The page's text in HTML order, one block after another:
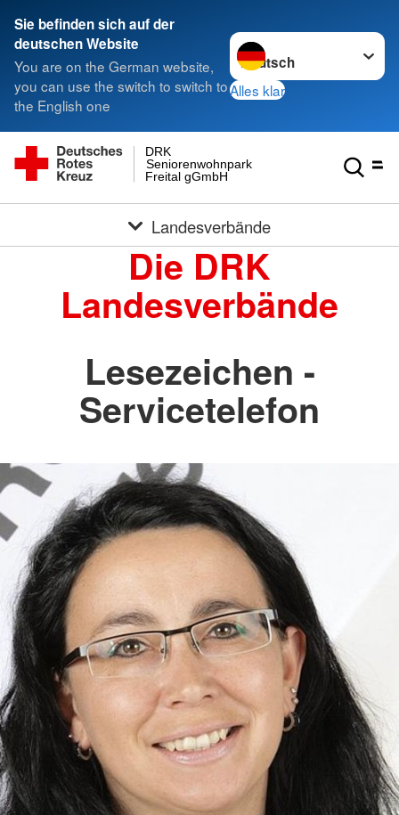
Sie befinden sich auf der
deutschen Website
You are on the German website,
you can use the switch to switch to
the English one
Sprache wechseln zu
Alles klar
Freital gGmbH
Seniorenwohnpark
DRK
Landesverbände
Die DRK
Landesverbände
Lesezeichen -
Servicetelefon